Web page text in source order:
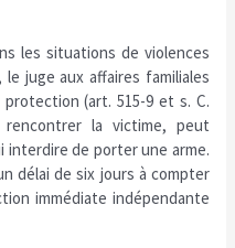
les situations de violences
juge aux affaires familiales
(art. 515-9 et s. C.
la victime, peut
interdire de porter une arme.
délai de six jours à compter
immédiate indépendante